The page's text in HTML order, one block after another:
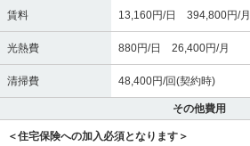
賃料 13,160円/日 394,800円/月
光熱費 880円/日 26,400円/月
清掃費 48,400円/回(契約時)
その他費用
＜住宅保険への加入必須となります＞